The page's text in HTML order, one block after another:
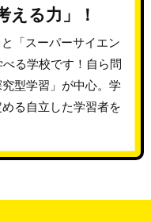
える力」！
「スーパーサイエン
る学校です！自ら問
型学習」が中心。学
る自立した学習者を